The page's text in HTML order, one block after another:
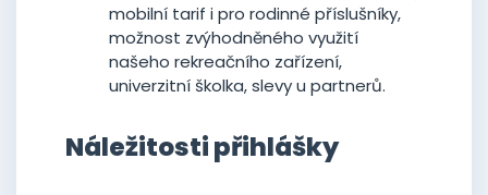
mobilní tarif i pro rodinné příslušníky,
možnost zvýhodněného využití
našeho rekreačního zařízení,
univerzitní školka, slevy u partnerů.
Náležitosti přihlášky